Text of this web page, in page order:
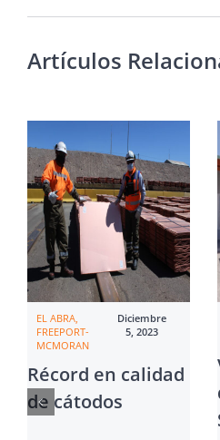
Artículos
EL ABRA,
FREEPORT-
MCMORAN
Diciembre
5, 2023
Récord en calidad
de cátodos